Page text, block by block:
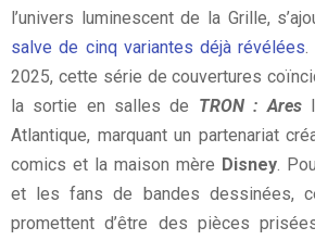
l’univers luminescent de la Grille,
salve de cinq variantes déjà révélées
2025, cette série de couvertures
la sortie en salles de TRON : Ares
Atlantique, marquant un partenariat
comics et la maison mère Disney .
et les fans de bandes dessinées,
promettent d’être des pièces